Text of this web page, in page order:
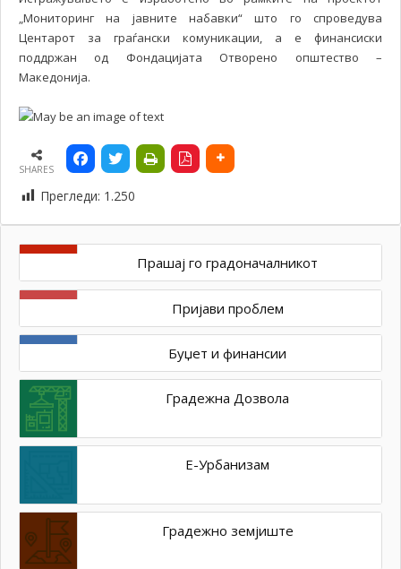
„Мониторинг на јавните набавки“ што го спроведува
Центарот за граѓански комуникации, а е финансиски
поддржан од Фондацијата Отворено општество –
Македонија.
SHARES
Прегледи: 1.250
Прашај го градоначалникот
Пријави проблем
Буџет и финансии
Градежна Дозвола
Е-Урбанизам
Градежно земјиште